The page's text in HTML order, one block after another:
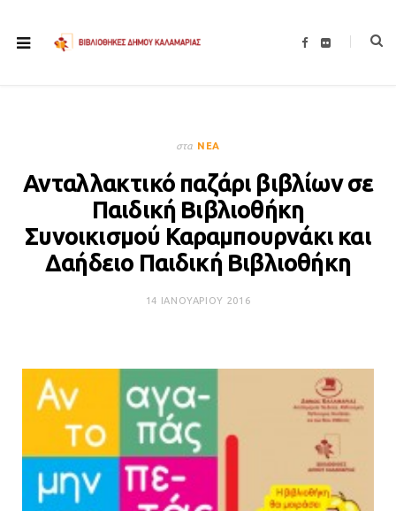
F
F
στα ΝΈΑ
Ανταλλακτικό παζάρι βιβλίων σε
Παιδική Βιβλιοθήκη
Συνοικισμού Καραμπουρνάκι και
Δαήδειο Παιδική Βιβλιοθήκη
14 ΙΑΝΟΥΑΡΊΟΥ 2016